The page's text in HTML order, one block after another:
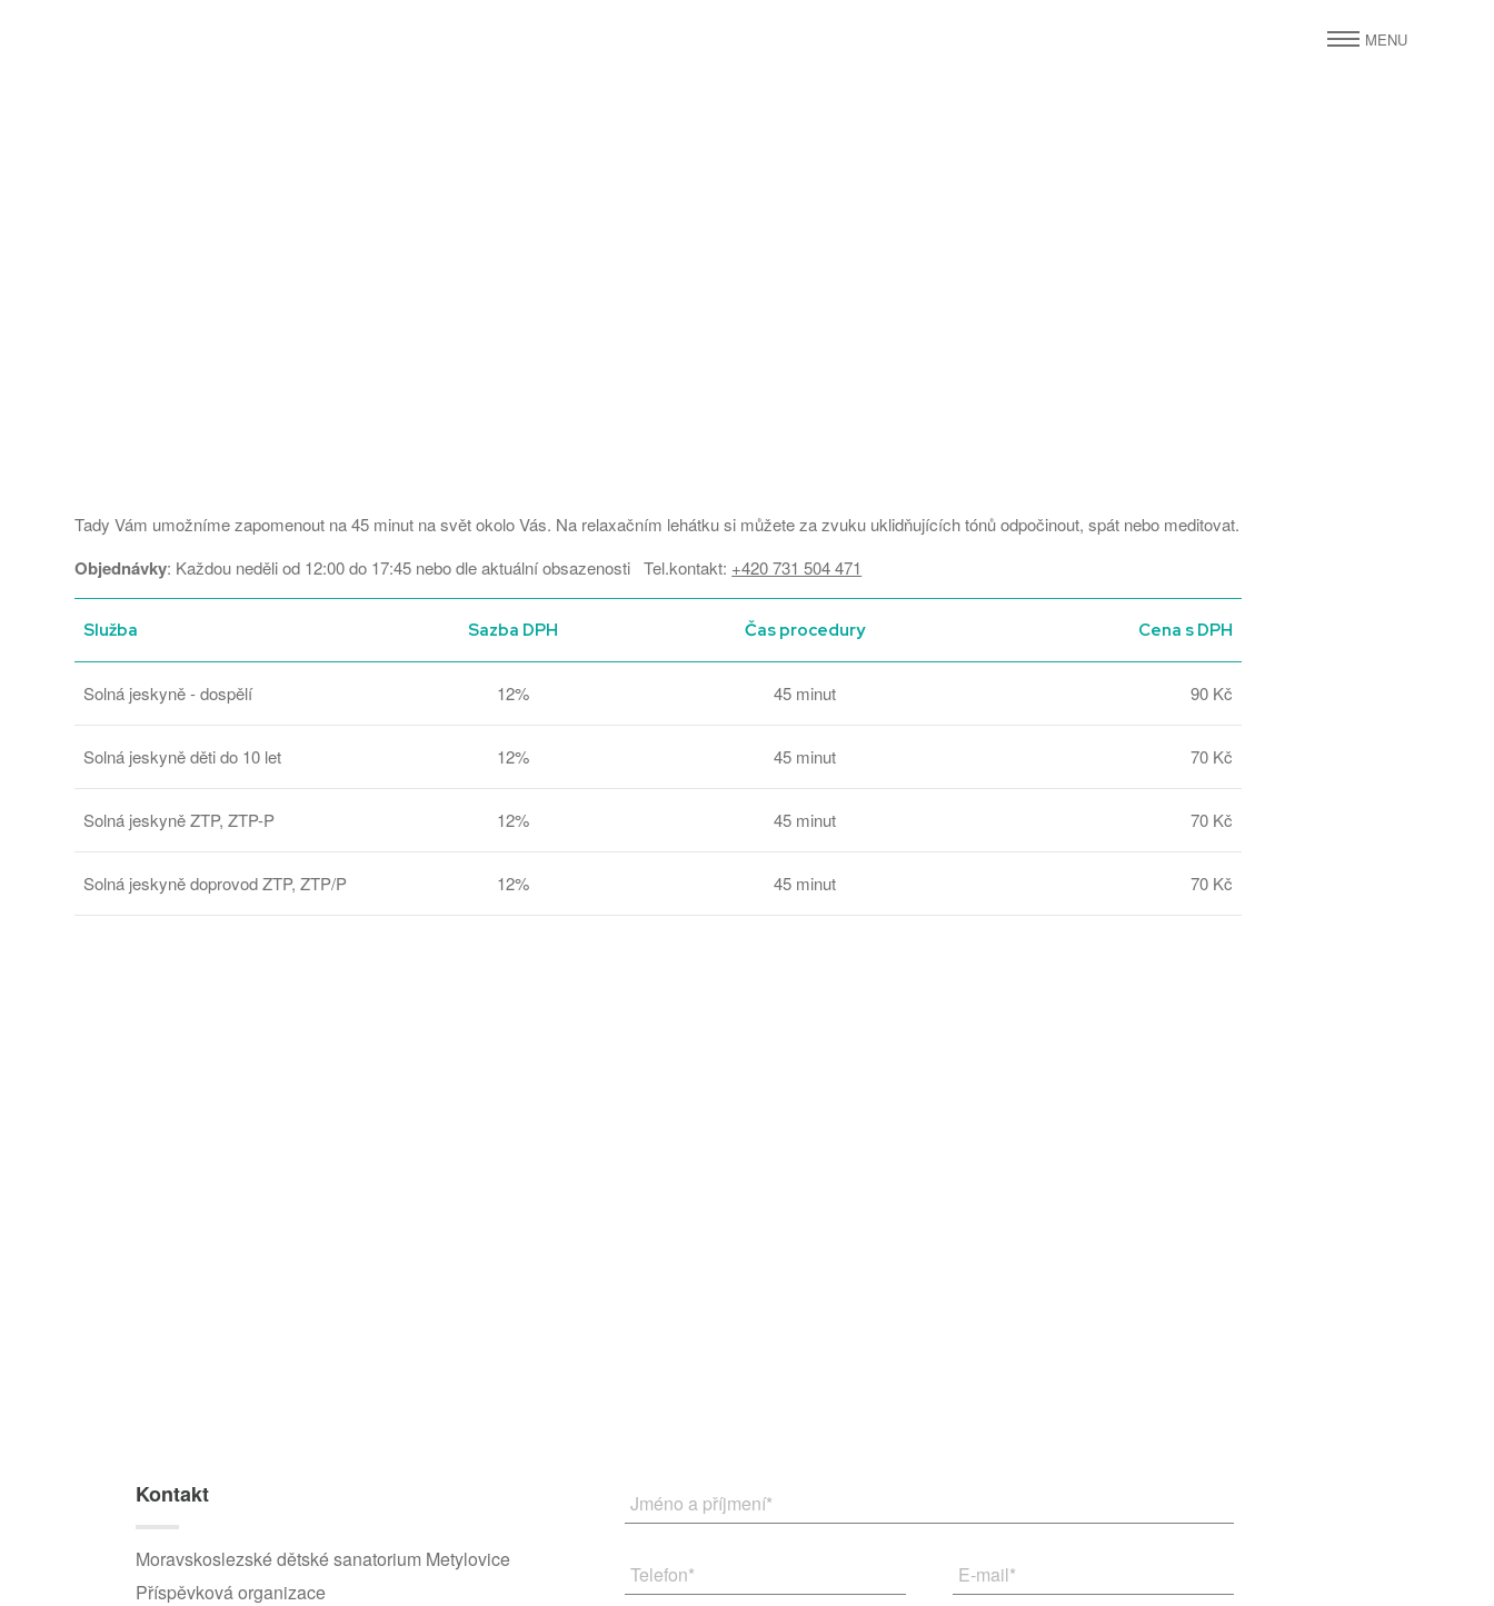
Tady Vám umožníme zapomenout na 45 minut na svět okolo Vás. Na relaxačním lehátku si můžete za zvuku uklidňujících tónů odpočinout, spát nebo meditovat.
Objednávky: Každou neděli od 12:00 do 17:45 nebo dle aktuální obsazenosti Tel.kontakt: +420 731 504 471
Služba Sazba DPH Čas procedury Cena s DPH
Solná jeskyně - dospělí 12% 45 minut 90 Kč
Solná jeskyně děti do 10 let 12% 45 minut 70 Kč
Solná jeskyně ZTP, ZTP-P 12% 45 minut 70 Kč
Solná jeskyně doprovod ZTP, ZTP/P 12% 45 minut 70 Kč
Kontakt
Moravskoslezské dětské sanatorium Metylovice
Příspěvková organizace
Jméno a příjmení*
Telefon* E-mail*